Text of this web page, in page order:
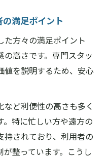
満足ポイント
た方々の満足ポイント
高さです。専門スタッ
値を説明するため、安心
ど利便性の高さも多く
特に忙しい方や遠方の
持されており、利用者の
整っています。こうし